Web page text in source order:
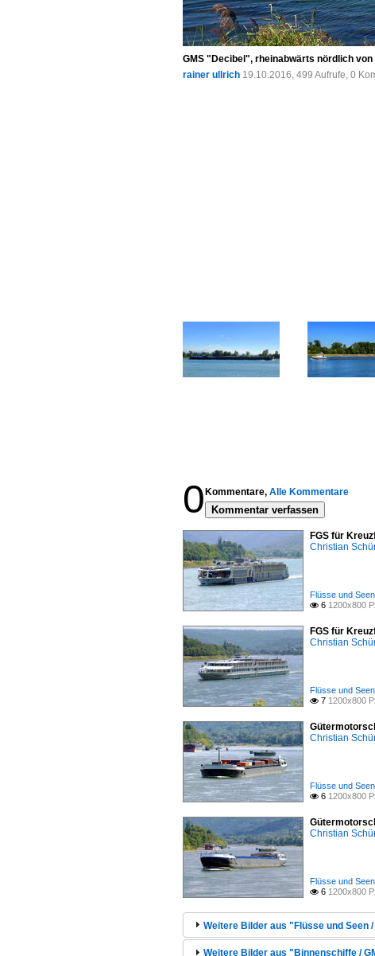
GMS "Decibel", rheinabwärts nördlich
rainer ullrich 19.10.2016, 499 Aufrufe, 0
0 Kommentare, Alle Kommentare
Kommentar verfassen
FGS für
Christian
Flüsse und
 6 1200x800
FGS für
Christian
Flüsse und
 7 1200x800
Christian
Flüsse und
 6 1200x800
Christian
Flüsse und
 6 1200x800
Weitere Bilder aus "Flüsse und Seen
Weitere Bilder aus "Binnenschiffe /